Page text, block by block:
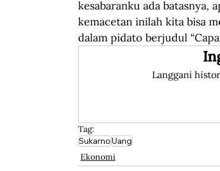
kesabaranku ada batasnya,
kemacetan inilah kita bisa
dalam pidato berjudul
Langgani
Tag:
SukarnoUang
Ekonomi